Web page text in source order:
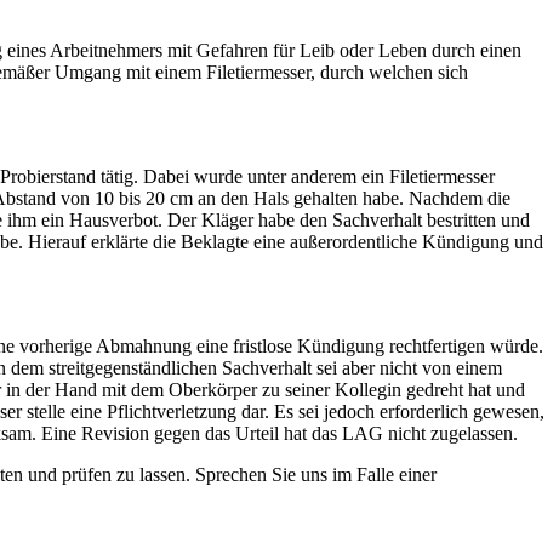
Arbeitnehmers mit Gefahren für Leib oder Leben durch einen
Umgang mit einem Filetiermesser, durch welchen sich
tätig. Dabei wurde unter anderem ein Filetiermesser
von 10 bis 20 cm an den Hals gehalten habe. Nachdem die
ein Hausverbot. Der Kläger habe den Sachverhalt bestritten und
Hierauf erklärte die Beklagte eine außerordentliche Kündigung und
vorherige Abmahnung eine fristlose Kündigung rechtfertigen würde.
streitgegenständlichen Sachverhalt sei aber nicht von einem
der Hand mit dem Oberkörper zu seiner Kollegin gedreht hat und
stelle eine Pflichtverletzung dar. Es sei jedoch erforderlich gewesen,
Eine Revision gegen das Urteil hat das LAG nicht zugelassen.
und prüfen zu lassen. Sprechen Sie uns im Falle einer